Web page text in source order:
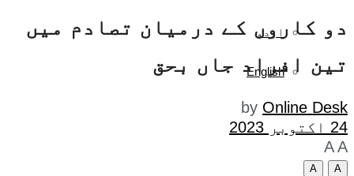
اردو
English
دو کاروں کے درمیان تصادم میں
تین افراد جاں بحق
by Online Desk
24 اکتوبر 2023
A A
A
A